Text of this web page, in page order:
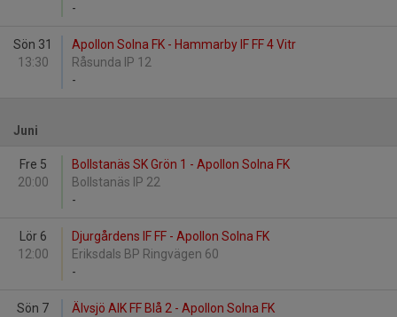
-
Sön 31
13:30
Apollon Solna FK - Hammarby IF FF 4 Vitr
Råsunda IP 12
-
Juni
Fre 5
20:00
Bollstanäs SK Grön 1 - Apollon Solna FK
Bollstanäs IP 22
-
Lör 6
12:00
Djurgårdens IF FF - Apollon Solna FK
Eriksdals BP Ringvägen 60
-
Sön 7
Älvsjö AIK FF Blå 2 - Apollon Solna FK